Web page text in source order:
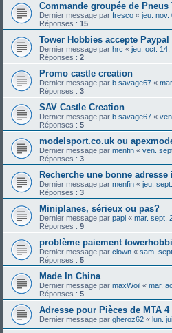
Commande groupée de Pneus
Dernier message par fresco « jeu. nov.
Réponses : 15
Tower Hobbies accepte Paypal
Dernier message par hrc « jeu. oct. 14,
Réponses : 2
Promo castle creation
Dernier message par b savage67 «
Réponses : 3
SAV Castle Creation
Dernier message par b savage67 «
Réponses : 5
modelsport.co.uk ou
Dernier message par menfin « ven.
Réponses : 3
Recherche une bonne adresse
Dernier message par menfin « jeu.
Réponses : 3
Miniplanes, sérieux ou pas?
Dernier message par papi « mar. sept.
Réponses : 9
problème paiement
Dernier message par clown « sam.
Réponses : 5
Made In China
Dernier message par maxWoil « mar.
Réponses : 5
Adresse pour Pièces de MTA 4
Dernier message par gheroz62 « lun.